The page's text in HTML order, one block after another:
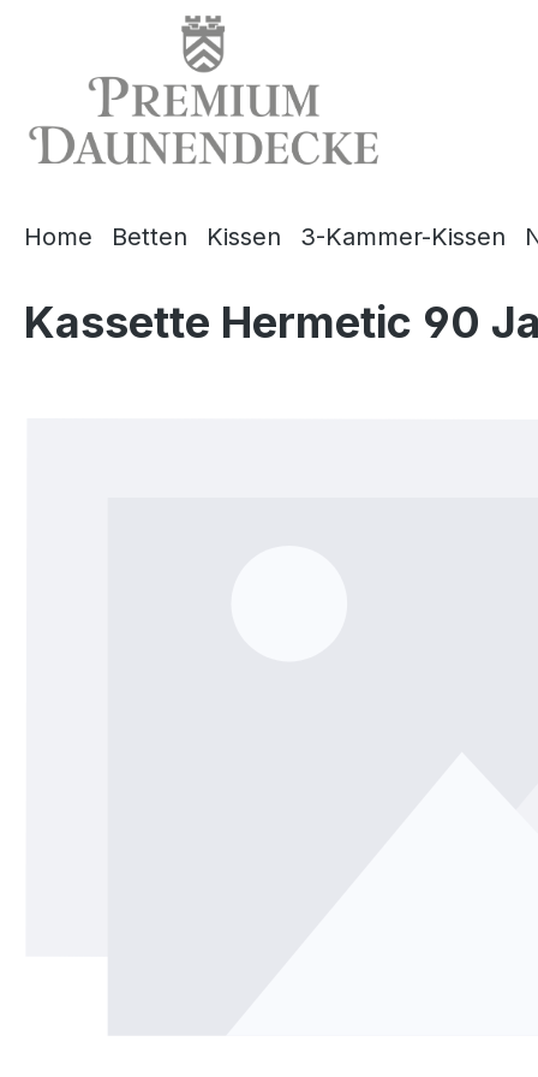
Zur Hauptnavigation springen
Home Betten Kissen 3-Kammer-Kissen
Kassette Hermetic 90